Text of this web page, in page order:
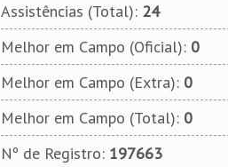
Assistências (Total): 24
Melhor em Campo (Oficial): 0
Melhor em Campo (Extra): 0
Melhor em Campo (Total): 0
Nº de Registro: 197663